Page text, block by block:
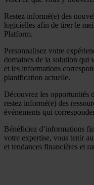
Restez informé(e) des
logicielles afin de tirer le
Platform.
Personnalisez votre
domaines de la solution qui
et les informations
planification actuelle.
Découvrez les opportunités
restez informé(e) des
événements qui
Bénéficiez d’informations
votre expertise, vous tenir
et tendances financières et